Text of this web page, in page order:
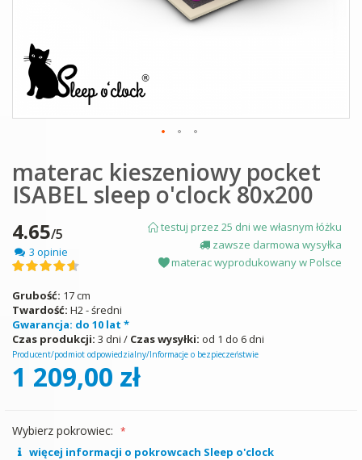
materac kieszeniowy pocket
ISABEL sleep o'clock 80x200
4.65/5
3 opinie
Ocena:
testuj przez 25 dni we własnym łóżku
zawsze darmowa wysyłka
materac wyprodukowany w Polsce
Grubość: 17 cm
Twardość: H2 - średni
Gwarancja: do 10 lat *
Czas produkcji: 3 dni / Czas wysyłki: od 1 do 6 dni
Producent/podmiot odpowiedzialny/Informacje o bezpieczeństwie
1 209,00 zł
Wybierz pokrowiec:
więcej informacji o pokrowcach Sleep o'clock
to
the
beginning
the
images
gallery